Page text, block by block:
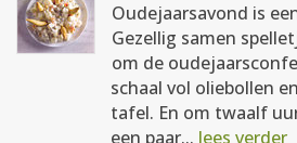
Oudejaarsavond is
Gezellig samen
om de
schaal vol oliebollen
tafel. En om twaalf
een paar... lees verder